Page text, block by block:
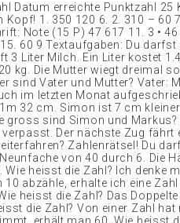
Datum erreichte Punktzahl
1. 350 120 6. 2. 310 – 60
Note (15 P) 47 617 11. 3 •
15. 60 9 Textaufgaben: Du
3 Liter Milch. Ein Liter kostet
kg. Die Mutter wiegt dreimal
sind Vater und Mutter? Vater:
im letzten Monat
32 cm. Simon ist 7 cm
gross sind Simon und
Der nächste Zug fährt
Zahlenrätsel! Du
von 40 durch 6. Die
heisst die Zahl? Ich denke
abzähle, erhalte ich eine
heisst die Zahl? Das
die Zahl? Von einer Zahl